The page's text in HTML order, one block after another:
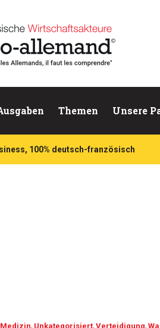
Themen Unsere
100% deutsch-französisch
Medizin Unkategorisiert Verteidigung